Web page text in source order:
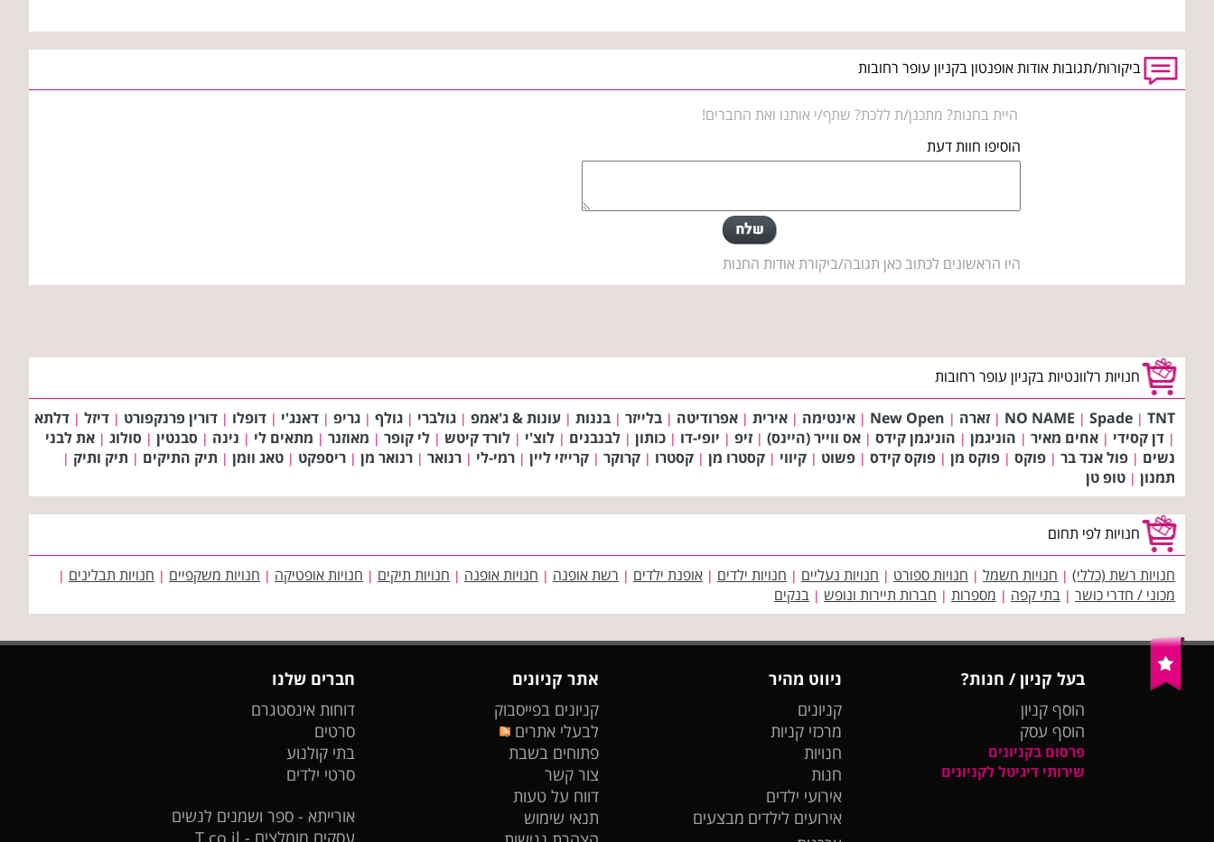
ביקורות/תגובות אודות אופנטון בקניון עופר רחובות
היית בחנות? מתכנן/ת ללכת? שתף/י אותנו ואת החברים!
הוסיפו חוות דעת
היו הראשונים לכתוב כאן תגובה/ביקורת אודות החנות
חנויות רלוונטיות בקניון עופר רחובות
NO NAME | Spade | TNT
| זארה |
New Open
| אינטימה | אירית | אפרודיטה | בלייזר | בננות | עונות & ג'אמפ | גולברי | גולף | גריפ | דאנג'י | דופלו | דורין פרנקפורט | דיזל | דלתא
| דן קסידי | אחים מאיר | הוניגמן | הוניגמן קידס | אס ווייר (היינס) | זיפ | יופי-דו | כותון | לבנבנים | לוצ'י | לורד קיטש | לי קופר | מאוזנר | מתאים לי | נינה | סבנטין | סולוג | את לבני
נשים | פול אנד בר | פוקס | פוקס מן | פוקס קידס | פשוט | קיווי | קסטרו מן | קסטרו | קרוקר | קרייזי ליין | רמי-לי | רנואר | רנואר מן | ריספקט | טאג וומן | תיק התיקים | תיק ותיק |
תמנון | טופ טן
חנויות לפי תחום
חנויות רשת (כללי) | חנויות חשמל | חנויות ספורט | חנויות נעליים | חנויות ילדים | אופנת ילדים | רשת אופנה | חנויות אופנה | חנויות תיקים | חנויות אופטיקה | חנויות משקפיים | חנויות תבלינים |
מכוני / חדרי כושר | בתי קפה | מספרות | חברות תיירות ונופש | בנקים
בעל קניון / חנות?
הוסף קניון
הוסף עסק
פרסום בקניונים
שירותי דיגיטל לקניונים
ניווט מהיר
קניונים
מרכזי קניות
חנויות
חנות
אירועי ילדים
אירועים לילדים מבצעים
אתר קניונים
קניונים בפייסבוק
לבעלי אתרים
פתוחים בשבת
צור קשר
דווח על טעות
תנאי שימוש
חברים שלנו
דוחות אינסטגרם
סרטים
בתי קולנוע
סרטי ילדים
אורייתא - ספר ושמנים לנשים
עסקים מומלצים - T.co.il